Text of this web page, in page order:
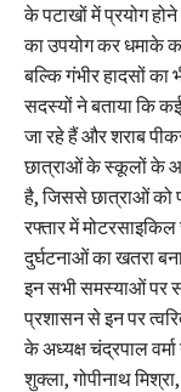
के पटाखों में प्रयोग
का उपयोग कर धमाके
बल्कि गंभीर हादसों का
सदस्यों ने बताया कि
जा रहे हैं और शराब
छात्राओं के स्कूलों के
है, जिससे छात्राओं को
रफ्तार में
दुर्घटनाओं का खतरा
इन सभी समस्याओं पर
प्रशासन से इन पर
के अध्यक्ष चंद्रपाल
शुक्ला, गोपीनाथ